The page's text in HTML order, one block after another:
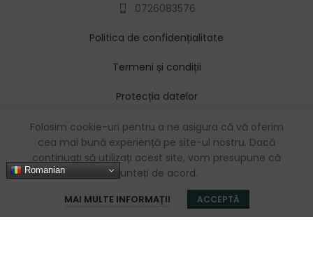
0726083576
Politica de confidențialitate
Termeni și condiții
Protecția datelor
Copyright 2024 © webtechsrd.ro
Folosim cookie-uri pentru a ne asigura că vă oferim
cea mai bună experiență pe site-ul nostru. Dacă
continuați să utilizați acest site, vom presupune că
sunteți de acord.
MAI MULTE INFORMAȚII ACCEPTĂ
Romanian
Coș Contul meu